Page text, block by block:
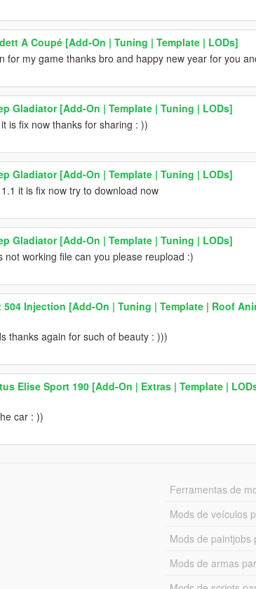
A Coupé [Add-On | Tuning | Template | LODs]
for my game thanks bro and happy new year for you
Gladiator [Add-On | Template | Tuning | LODs]
is fix now thanks for sharing : ))
Gladiator [Add-On | Template | Tuning | LODs]
1.1 it is fix now try to download now
Gladiator [Add-On | Template | Tuning | LODs]
not working file can you please reupload :)
504 Injection [Add-On | Tuning | Template | Roof
thanks again for such of beauty : )))
Elise Sport 190 [Add-On | Extras | Template |
car : ))
Ferramentas de
Mods de veículos
Mods de paintjobs
Mods de armas